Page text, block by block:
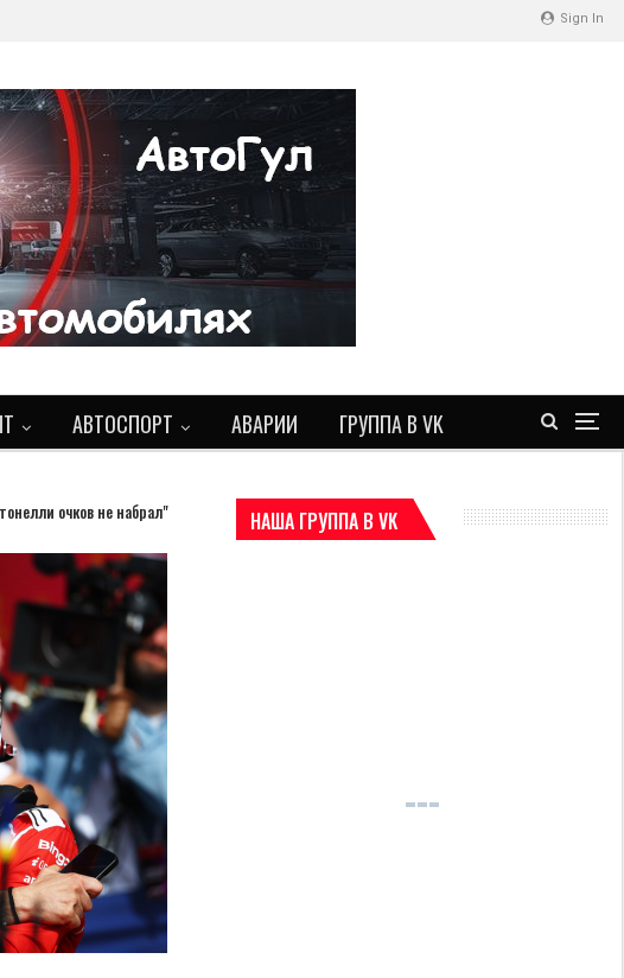
Sign In
АВТОСПОРТ АВАРИИ ГРУППА В VK
очков не набрал" НАША ГРУППА В VK